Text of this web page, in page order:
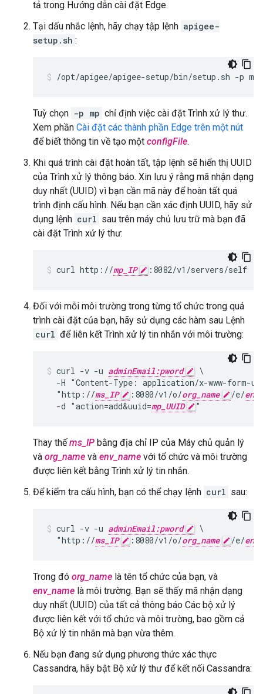
tả trong Hướng dẫn cài đặt Edge.
Tại dấu nhắc lệnh, hãy chạy tập lệnh apigee-
setup.sh :
/opt/apigee/apigee-setup/bin/setup.sh -p
Tuỳ chọn -p mp chỉ định việc cài đặt Trình xử lý thư.
Xem phần Cài đặt các thành phần Edge trên một nút
để biết thông tin về tạo một configFile.
Khi quá trình cài đặt hoàn tất, tập lệnh sẽ hiển thị UUID
của Trình xử lý thông báo. Xin lưu ý rằng mã nhận dạng
duy nhất (UUID) vì bạn cần mã này để hoàn tất quá
trình định cấu hình. Nếu bạn cần xác định UUID, hãy sử
dụng lệnh curl sau trên máy chủ lưu trữ mà bạn đã
cài đặt Trình xử lý thư:
curl http://mp_IP :8082/v1/servers/self
Đối với mỗi môi trường trong từng tổ chức trong quá
trình cài đặt của bạn, hãy sử dụng các hàm sau Lệnh
curl để liên kết Trình xử lý tin nhắn với môi trường:
curl -v -u adminEmail:pword
\
-H "Content-Type: application/x-www-form-
  "http://
ms_IP :8080/v1/o/org_name /e/
  -d "action=add&uuid=
mp_UUID "
Thay thếms_IP bằng địa chỉ IP của Máy chủ quản lý
và org_name và env_name với tổ chức và môi trường
được liên kết bằng Trình xử lý tin nhắn.
Để kiểm tra cấu hình, bạn có thể chạy lệnh curl sau:
curl -v -u adminEmail:pword
\
  "http://
ms_IP :8080/v1/o/org_name /e/
Trong đó org_name là tên tổ chức của bạn, và
env_name là môi trường. Bạn sẽ thấy mã nhận dạng
duy nhất (UUID) của tất cả thông báo Các bộ xử lý
được liên kết với tổ chức và môi trường, bao gồm cả
Bộ xử lý tin nhắn mà bạn vừa thêm.
Nếu bạn đang sử dụng phương thức xác thực
Cassandra, hãy bật Bộ xử lý thư để kết nối Cassandra: